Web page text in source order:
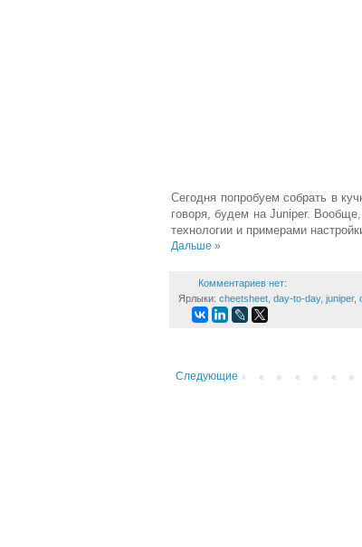
Сегодня попробуем собрать в
говоря, будем на Juniper.
технологии и примерами
Дальше »
Комментариев нет:
Ярлыки: cheetsheet day-to-day, juniper,
Следующие